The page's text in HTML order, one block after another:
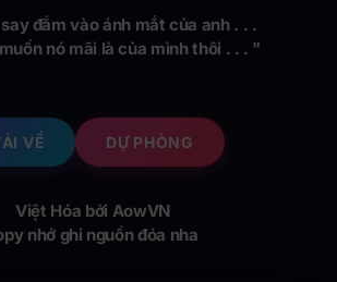
đắm vào ánh mắt của anh . . .
nó mãi là của mình thôi . . . "
VỀ DỰ PHÒNG
Việt Hóa bởi AowVN
nhớ ghi nguồn đóa nha